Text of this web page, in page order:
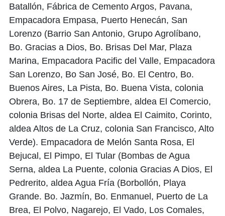
Batallón, Fábrica de Cemento Argos, Pavana,
Empacadora Empasa, Puerto Henecán, San
Lorenzo (Barrio San Antonio, Grupo Agrolíbano,
Bo. Gracias a Dios, Bo. Brisas Del Mar, Plaza
Marina, Empacadora Pacific del Valle, Empacadora
San Lorenzo, Bo San José, Bo. El Centro, Bo.
Buenos Aires, La Pista, Bo. Buena Vista, colonia
Obrera, Bo. 17 de Septiembre, aldea El Comercio,
colonia Brisas del Norte, aldea El Caimito, Corinto,
aldea Altos de La Cruz, colonia San Francisco, Alto
Verde). Empacadora de Melón Santa Rosa, El
Bejucal, El Pimpo, El Tular (Bombas de Agua
Serna, aldea La Puente, colonia Gracias A Dios, El
Pedrerito, aldea Agua Fría (Borbollón, Playa
Grande. Bo. Jazmín, Bo. Enmanuel, Puerto de La
Brea, El Polvo, Nagarejo, El Vado, Los Comales,